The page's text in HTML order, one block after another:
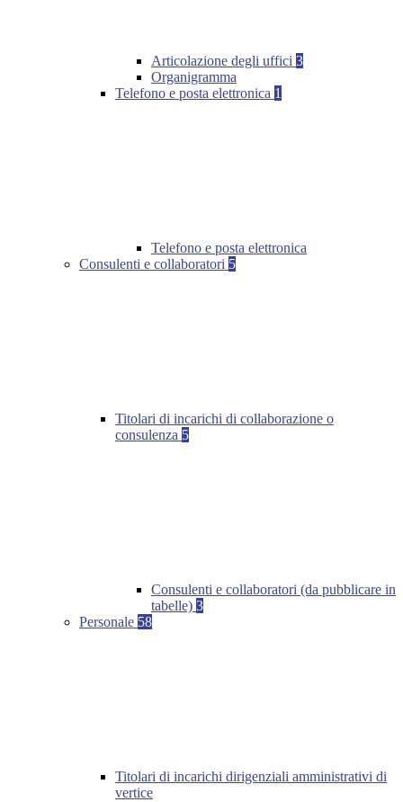
Articolazione degli uffici 3
Organigramma
Telefono e posta elettronica 1
Telefono e posta elettronica
Consulenti e collaboratori 5
Titolari di incarichi di collaborazione o
consulenza 5
Consulenti e collaboratori (da pubblicare in
tabelle) 3
Personale 58
Titolari di incarichi dirigenziali amministrativi di
vertice